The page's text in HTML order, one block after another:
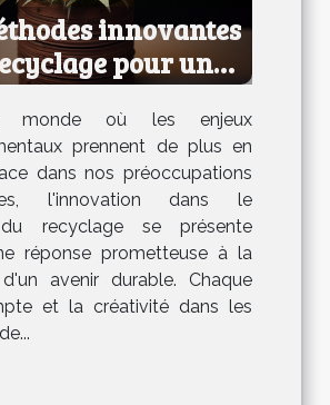
innovantes
pour un
durable
monde où les enjeux
prennent de plus en
dans nos préoccupations
l'innovation dans le
recyclage se présente
réponse prometteuse à la
avenir durable. Chaque
et la créativité dans les